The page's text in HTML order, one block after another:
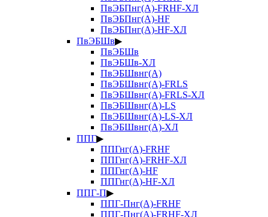
ПвЭБПнг(А)-FRHF-ХЛ
ПвЭБПнг(А)-HF
ПвЭБПнг(А)-HF-ХЛ
ПвЭБШв▶
ПвЭБШв
ПвЭБШв-ХЛ
ПвЭБШвнг(А)
ПвЭБШвнг(А)-FRLS
ПвЭБШвнг(А)-FRLS-ХЛ
ПвЭБШвнг(А)-LS
ПвЭБШвнг(А)-LS-ХЛ
ПвЭБШвнг(А)-ХЛ
ППГ▶
ППГнг(А)-FRHF
ППГнг(А)-FRHF-ХЛ
ППГнг(А)-HF
ППГнг(А)-HF-ХЛ
ППГ-П▶
ППГ-Пнг(А)-FRHF
ППГ-Пнг(А)-FRHF-ХЛ